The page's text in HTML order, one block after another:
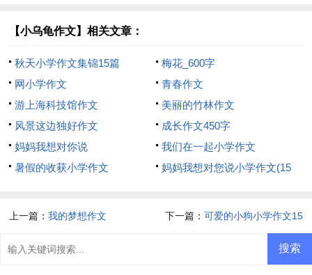
【小乌龟作文】相关文章：
秋天小学作文集锦15篇
梅花_600字
网小学作文
青春作文
游上海科技馆作文
美丽的竹林作文
风景这边独好作文
成长作文450字
妈妈我想对你说
我们在一起小学作文
暑假的收获小学作文
妈妈我想对您说小学作文(15
上一篇：我的梦想作文 下一篇： 可爱的小狗小学作文15